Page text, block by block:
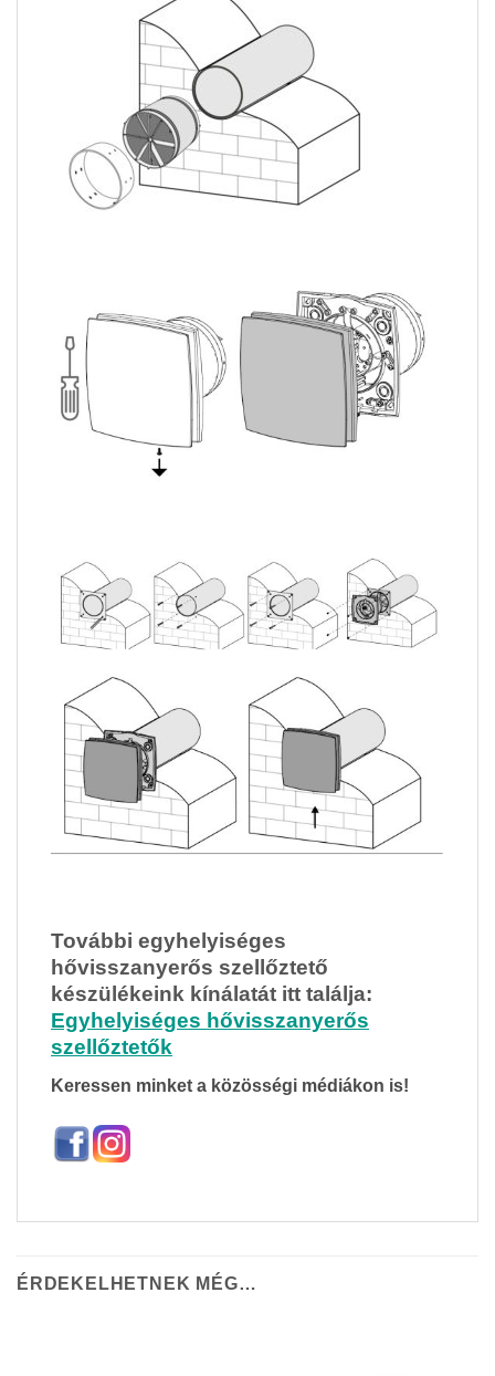
További egyhelyiséges
hővisszanyerős szellőztető
készülékeink kínálatát itt találja:
Egyhelyiséges hővisszanyerős
szellőztetők
Keressen minket a közösségi médiákon is!
ÉRDEKELHETNEK MÉG…